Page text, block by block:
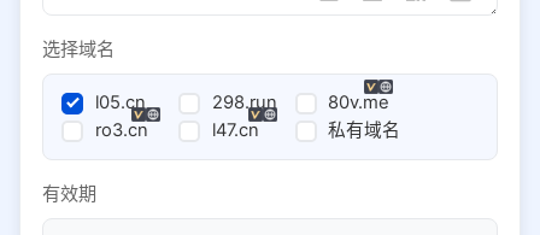
选择域名
l05.cn 298.run
80v.me
ro3.cn
l47.cn 私有域名
有效期